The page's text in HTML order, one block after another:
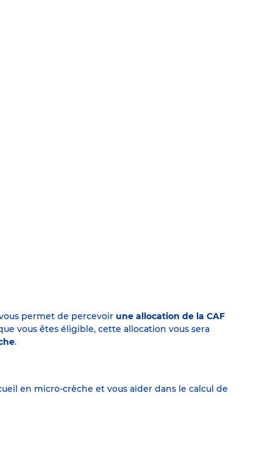
permet de percevoir une allocation de la CAF
vous êtes éligible, cette allocation vous sera
.
en micro-crèche et vous aider dans le calcul de